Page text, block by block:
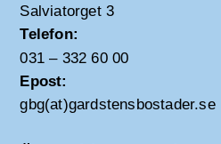
Salviatorget 3
Telefon:
031 – 332 60 00
Epost:
gbg(at)gardstensbostader.se